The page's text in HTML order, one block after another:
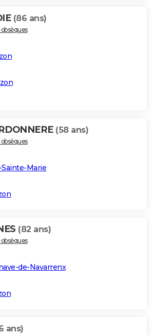
(86 ans)
(58 ans)
Marie
(82 ans)
de-Navarrenx
ans)